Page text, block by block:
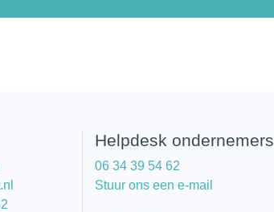
Helpdesk ondernemers
06 34 39 54 62
Stuur ons een e-mail